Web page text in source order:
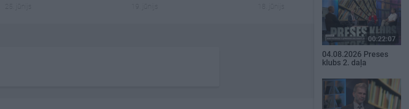
25. jūnijs 19. jūnijs 18. jūnijs
00:22:07
04.08.2026 Preses
klubs 2. daļa